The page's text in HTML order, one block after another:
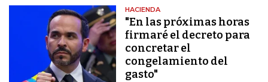
HACIENDA
"En las próximas horas
firmaré el decreto para
concretar el
congelamiento del
gasto"